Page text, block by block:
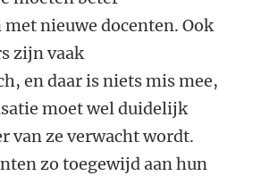
nieuwe docenten. Ook
zijn vaak
en daar is niets mis mee,
moet wel duidelijk
van ze verwacht wordt.
zo toegewijd aan hun